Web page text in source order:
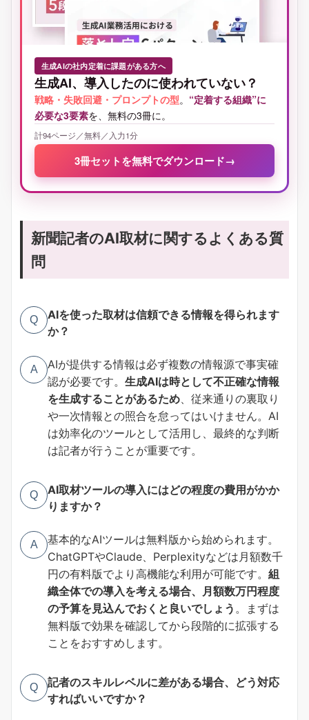
生成AIの社内定着に課題がある方へ
生成AI、導入したのに使われていない？
戦略・失敗回避・プロンプトの型。 “定着する組織”に
必要な3要素を、無料の3冊に。
計94ページ／無料／入力1分
3冊セットを無料でダウンロード→
新聞記者のAI取材に関するよくある質
問
Q
AIを使った取材は信頼できる情報を得られます
か？
A
AIが提供する情報は必ず複数の情報源で事実確
認が必要です。 生成AIは時として不正確な情報
を生成することがあるため 、従来通りの裏取り
や一次情報との照合を怠ってはいけません。AI
は効率化のツールとして活用し、最終的な判断
は記者が行うことが重要です。
Q
AI取材ツールの導入にはどの程度の費用がかか
りますか？
A
基本的なAIツールは無料版から始められます。
ChatGPTやClaude、Perplexityなどは月額数千
円の有料版でより高機能な利用が可能です。 組
織全体での導入を考える場合、月額数万円程度
の予算を見込んでおくと良いでしょう 。まずは
無料版で効果を確認してから段階的に拡張する
ことをおすすめします。
Q
記者のスキルレベルに差がある場合、どう対応
すればいいですか？